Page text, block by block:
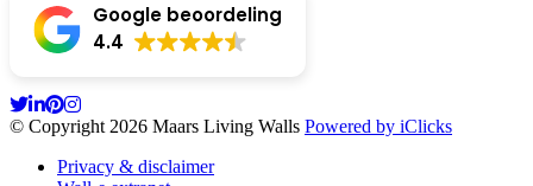
Google beoordeling
4.4
© Copyright 2026 Maars Living Walls Powered by iClicks
Privacy & disclaimer